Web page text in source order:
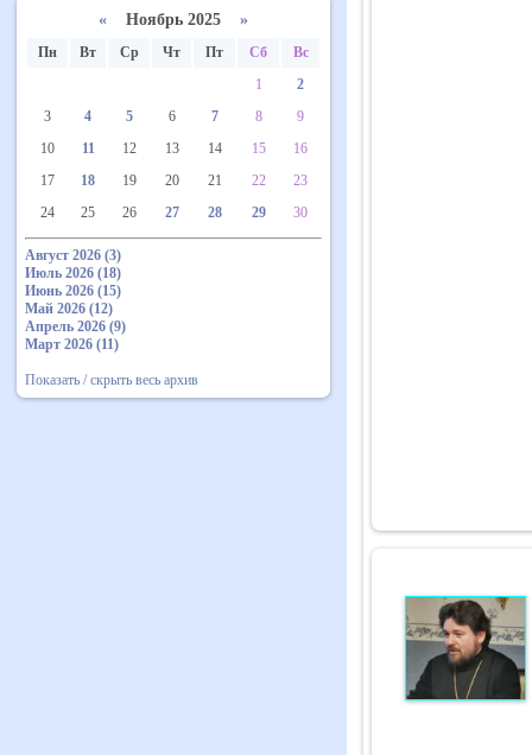
« Ноябрь 2025 »
Пн Вт Ср Чт Пт Сб
Вс
1
2
3
4 5 6 7 8
9
10
11 12 13 14 15
16
17
18 19 20 21 22
23
24
25 26 27 28 29 30
Август 2026 (3)
Июль 2026 (18)
Июнь 2026 (15)
Май 2026 (12)
Апрель 2026 (9)
Март 2026 (11)
Показать / скрыть весь архив